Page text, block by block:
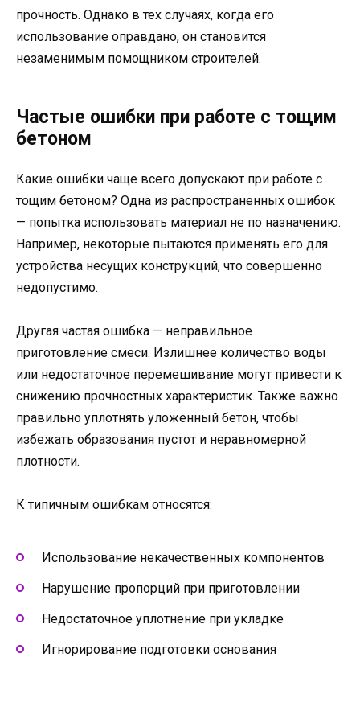
прочность. Однако в тех случаях, когда его
использование оправдано, он становится
незаменимым помощником строителей.
Частые ошибки при работе с тощим
бетоном
Какие ошибки чаще всего допускают при работе с
тощим бетоном? Одна из распространенных ошибок
— попытка использовать материал не по назначению.
Например, некоторые пытаются применять его для
устройства несущих конструкций, что совершенно
недопустимо.
Другая частая ошибка — неправильное
приготовление смеси. Излишнее количество воды
или недостаточное перемешивание могут привести к
снижению прочностных характеристик. Также важно
правильно уплотнять уложенный бетон, чтобы
избежать образования пустот и неравномерной
плотности.
К типичным ошибкам относятся:
Использование некачественных компонентов
Нарушение пропорций при приготовлении
Недостаточное уплотнение при укладке
Игнорирование подготовки основания